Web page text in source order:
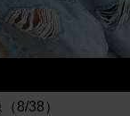
8/38）